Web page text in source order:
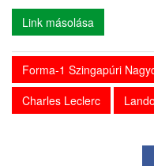
Link másolása
Forma-1 Szingapúri
Charles Leclerc